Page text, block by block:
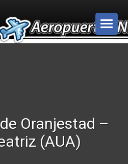
Oranjestad –
(AUA)